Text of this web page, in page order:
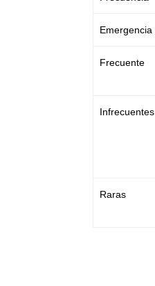
Emergencia
Frecuente
Infrecuentes
Raras